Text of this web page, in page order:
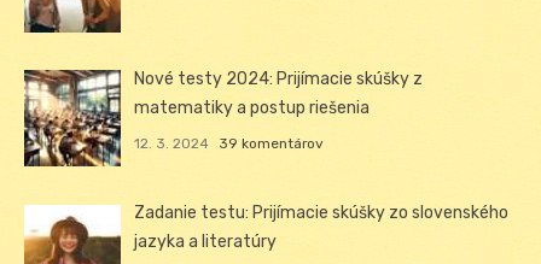
Nové testy 2024: Prijímacie skúšky z
matematiky a postup riešenia
12. 3. 2024 39 komentárov
Zadanie testu: Prijímacie skúšky zo slovenského
jazyka a literatúry